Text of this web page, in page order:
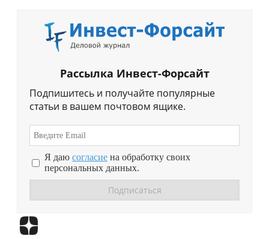
Рассылка Инвест-Форсайт
Подпишитесь и получайте популярные
статьи в вашем почтовом ящике.
Я даю согласие на обработку своих
персональных данных.